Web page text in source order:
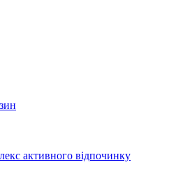
активного відпочинку